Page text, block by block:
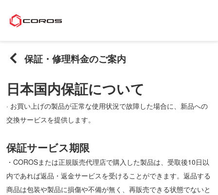
保証・修理料金のご案内
日本国内保証について
· お買い上げの製品が正常な使用状況で故障した場合に、新品への
交換サービスを提供します。
保証サービス期限
・COROSまたは正規販売代理店で購入した製品は、受取後10日以
内であれば返品・返金サービスを受けることができます。返品する
商品は包装や製品に損傷や不備が無く、再販売できる状態でないと